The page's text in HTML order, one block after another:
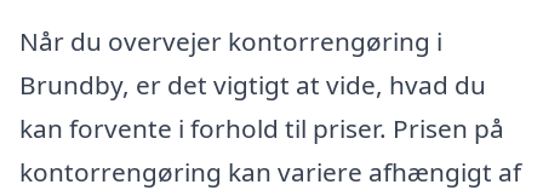
Når du overvejer kontorrengøring i
Brundby, er det vigtigt at vide, hvad du
kan forvente i forhold til priser. Prisen på
kontorrengøring kan variere afhængigt af